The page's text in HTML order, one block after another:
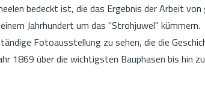
bedeckt ist, die das Ergebnis der Arbeit von
Jahrhundert um das "Strohjuwel" kümmern.
Fotoausstellung zu sehen, die die
1869 über die wichtigsten Bauphasen bis hin